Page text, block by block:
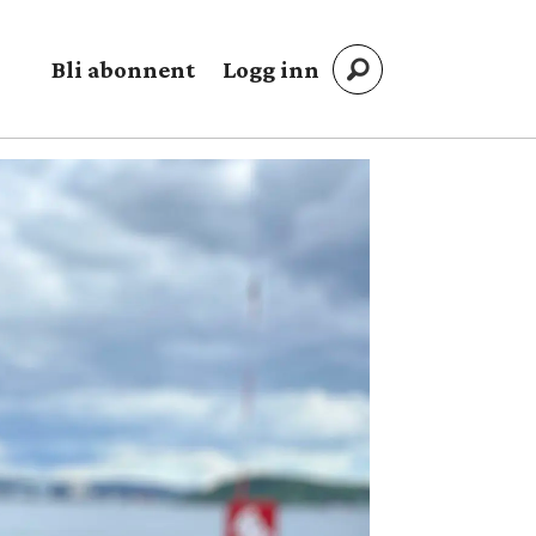
Bli abonnent Logg inn